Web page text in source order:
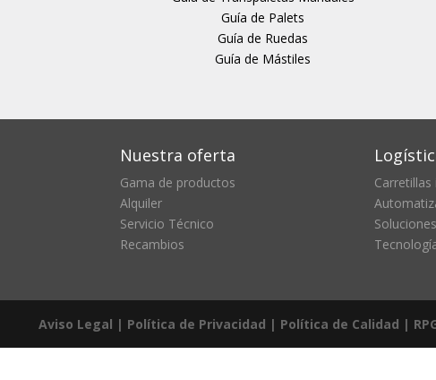
Guía de Palets
Guía de Ruedas
Guía de Mástiles
Nuestra oferta
Gama de productos
Alquiler
Servicio Técnico
Recambios
Aviso Legal | Política de Privacidad | Política de Calidad |